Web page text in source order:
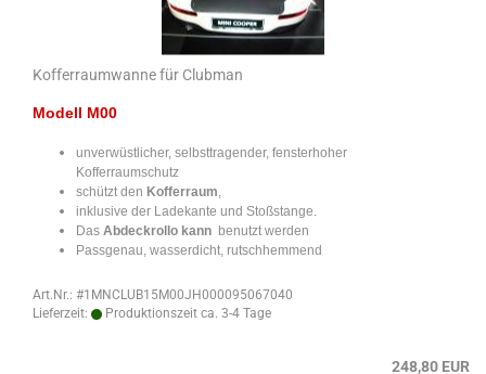
Kofferraumwanne für Clubman
Modell M00
unverwüstlicher, selbsttragender, fensterhoher
Kofferraumschutz
schützt den Kofferraum,
inklusive der Ladekante und Stoßstange.
Das Abdeckrollo kann benutzt werden
Passgenau, wasserdicht, rutschhemmend
Art.Nr.: #1MNCLUB15M00JH000095067040
Lieferzeit:
Produktionszeit ca. 3-4 Tage
248,80 EUR